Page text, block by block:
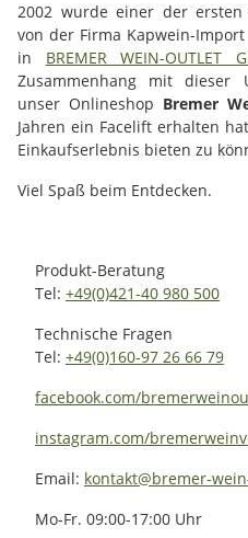
2002 wurde einer der ersten
von der Firma Kapwein-
in BREMER WEIN-OUTLET
Zusammenhang mit dieser
unser Onlineshop Bremer
Jahren ein Facelift erhalten
Einkaufserlebnis bieten zu
Viel Spaß beim Entdecken.
Produkt-Beratung
Tel: +49(0)421-40 980 500
Technische Fragen
Tel: +49(0)160-97 26 66 79
facebook.com/
instagram.com/
Email: kontakt@bremer-
Mo-Fr. 09:00-17:00 Uhr